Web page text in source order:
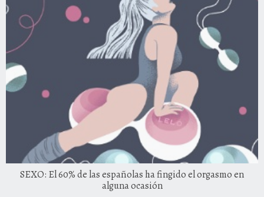
SEXO: El 60% de las españolas ha fingido el orgasmo en
alguna ocasión